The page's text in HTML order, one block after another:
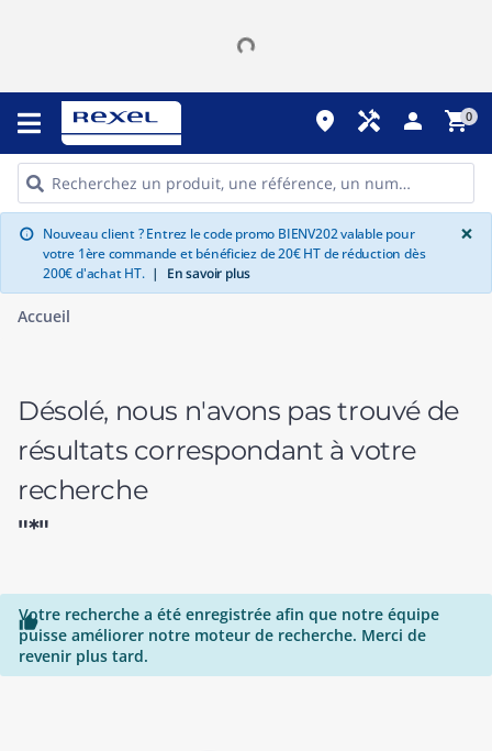
place handyman person shopping_cart0
info Nouveau client ? Entrez le code promo BIENV202 valable pour
votre 1ère commande et bénéficiez de 20€ HT de réduction dès
200€ d'achat HT. | En savoir plus
×
Accueil
Désolé, nous n'avons pas trouvé de
résultats correspondant à votre
recherche
"*"

Votre recherche a été enregistrée afin que notre équipe
puisse améliorer notre moteur de recherche. Merci de
revenir plus tard.